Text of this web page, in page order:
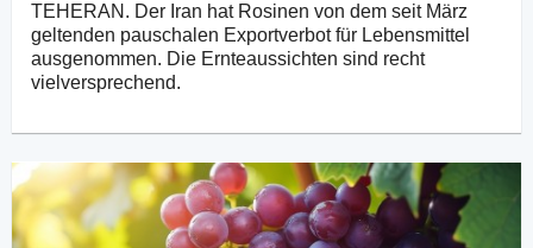
TEHERAN. Der Iran hat Rosinen von dem seit März
geltenden pauschalen Exportverbot für Lebensmittel
ausgenommen. Die Ernteaussichten sind recht
vielversprechend.